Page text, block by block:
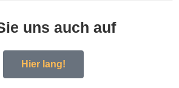
uns auch auf
Hier lang!